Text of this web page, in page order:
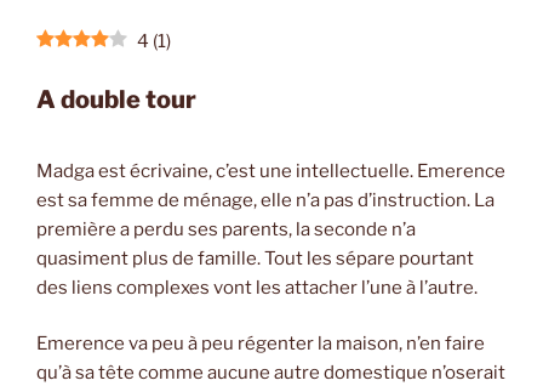
4 (1)
A double tour
Madga est écrivaine, c’est une intellectuelle. Emerence
est sa femme de ménage, elle n’a pas d’instruction. La
première a perdu ses parents, la seconde n’a
quasiment plus de famille. Tout les sépare pourtant
des liens complexes vont les attacher l’une à l’autre.
Emerence va peu à peu régenter la maison, n’en faire
qu’à sa tête comme aucune autre domestique n’oserait